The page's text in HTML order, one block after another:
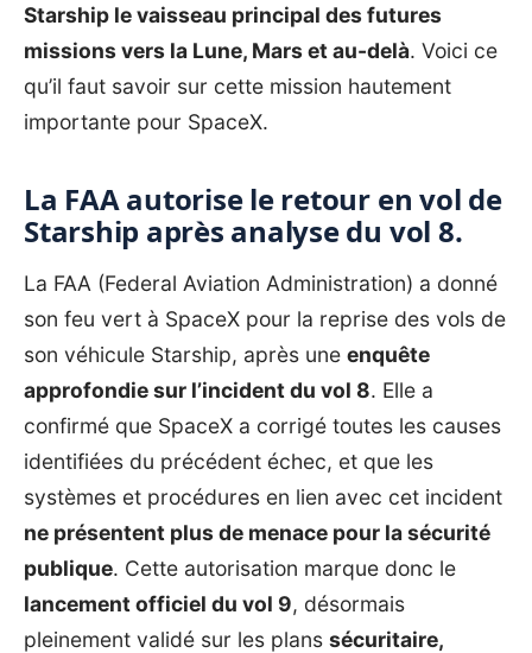
Starship le vaisseau principal des futures
missions vers la Lune, Mars et au-delà. Voici ce
qu’il faut savoir sur cette mission hautement
importante pour SpaceX.
La FAA autorise le retour en vol de
Starship après analyse du vol 8.
La FAA (Federal Aviation Administration) a donné
son feu vert à SpaceX pour la reprise des vols de
son véhicule Starship, après une enquête
approfondie sur l’incident du vol 8. Elle a
confirmé que SpaceX a corrigé toutes les causes
identifiées du précédent échec, et que les
systèmes et procédures en lien avec cet incident
ne présentent plus de menace pour la sécurité
publique. Cette autorisation marque donc le
lancement officiel du vol 9, désormais
pleinement validé sur les plans sécuritaire,